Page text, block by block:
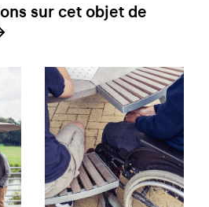
sur cet objet de